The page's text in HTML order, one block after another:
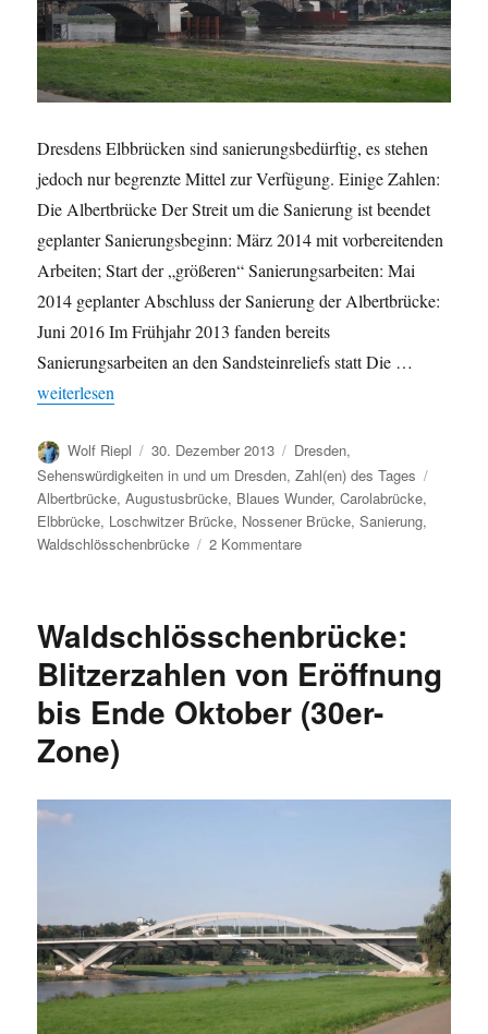
Dresdens Elbbrücken sind sanierungsbedürftig, es stehen
jedoch nur begrenzte Mittel zur Verfügung. Einige Zahlen:
Die Albertbrücke Der Streit um die Sanierung ist beendet
geplanter Sanierungsbeginn: März 2014 mit vorbereitenden
Arbeiten; Start der „größeren“ Sanierungsarbeiten: Mai
2014 geplanter Abschluss der Sanierung der Albertbrücke:
Juni 2016 Im Frühjahr 2013 fanden bereits
Sanierungsarbeiten an den Sandsteinreliefs statt Die …
„Sanierungsbedarf an Dresdens Elbbrücken: Albertbrücke zuerst“
weiterlesen
Autor
Wolf Riepl
Veröffentlicht
am
30. Dezember 2013 Kategorien
Dresden,
Sehenswürdigkeiten in und um Dresden,Zahl(en) des Tages
Albertbrücke,Augustusbrücke, Blaues Wunder,Carolabrücke,
Elbbrücke, Loschwitzer Brücke, Nossener Brücke,Sanierung,
Waldschlösschenbrücke
2 Kommentarezu
Elbbrücken:
zuerst
Waldschlösschenbrücke:
Blitzerzahlen von Eröffnung
bis Ende Oktober (30er-
Zone)